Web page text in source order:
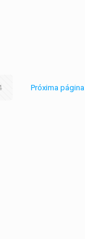
Próxima página